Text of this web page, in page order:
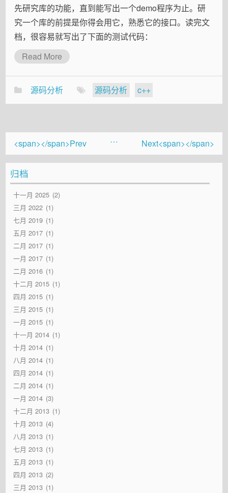
先研究库的功能，直到能写出一个demo程序为止。研
究一个库的前提是你得会用它，熟悉它的接口。读完文
档，很容易就写出了下面的测试代码：
Read More
源码分析 源码分析 c++
<span></span>Prev … Next<span></span>
归档
十一月 2025 2
三月 2022 1
七月 2019 1
五月 2017 1
二月 2017 1
一月 2017 1
二月 2016 1
十二月 2015 1
四月 2015 1
三月 2015 1
一月 2015 1
十一月 2014 1
十月 2014 1
八月 2014 1
四月 2014 1
二月 2014 1
一月 2014 3
十二月 2013 1
十月 2013 4
八月 2013 1
七月 2013 1
五月 2013 1
四月 2013 2
三月 2013 1